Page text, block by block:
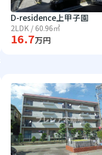
D-residence上甲子園
2LDK / 60.96㎡
16.7万円